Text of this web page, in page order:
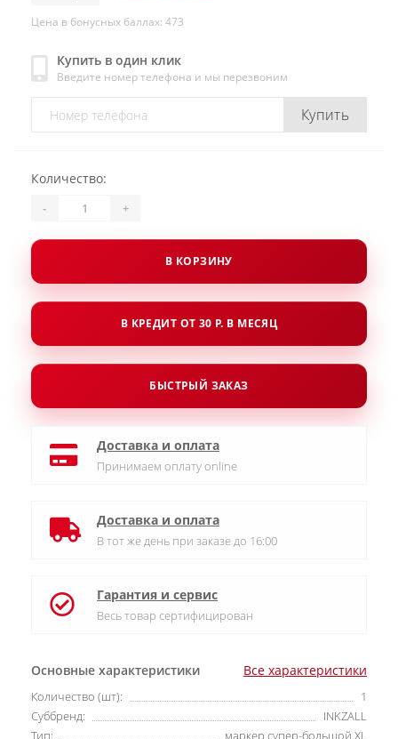
Цена в бонусных баллах: 473
Купить в один клик
Введите номер телефона и мы перезвоним
Купить
Основные характеристики Все характеристики
Количество (шт):
1
Суббренд:
INKZALL
Тип:
маркер супер-большой XL
Количество:
- +
В КОРЗИНУ
В КРЕДИТ ОТ 30 Р. В МЕСЯЦ
БЫСТРЫЙ ЗАКАЗ
Доставка и оплата
Принимаем оплату online
Доставка и оплата
В тот же день при заказе до 16:00
Гарантия и сервис
Весь товар сертифицирован